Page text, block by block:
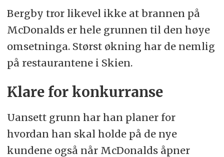
Bergby tror likevel ikke at brannen på
McDonalds er hele grunnen til den høye
omsetninga. Størst økning har de nemlig
på restaurantene i Skien.
Klare for konkurranse
Uansett grunn har han planer for
hvordan han skal holde på de nye
kundene også når McDonalds åpner